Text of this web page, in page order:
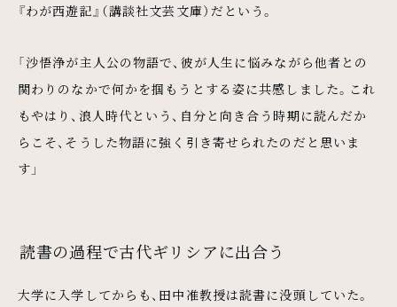
『わが西遊記』（講談社文芸文庫）だという。
「沙悟浄が主人公の物語で、彼が人生に悩みながら他者との
関わりのなかで何かを掴もうとする姿に共感しました。これ
もやはり、浪人時代という、自分と向き合う時期に読んだか
らこそ、そうした物語に強く引き寄せられたのだと思いま
す」
読書の過程で古代ギリシアに出合う
大学に入学してからも、田中准教授は読書に没頭していた。